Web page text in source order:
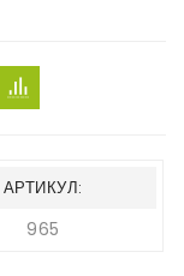
АРТИКУЛ:
965